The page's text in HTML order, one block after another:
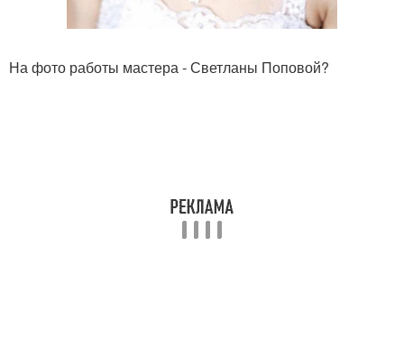
На фото работы мастера - Светланы Поповой?